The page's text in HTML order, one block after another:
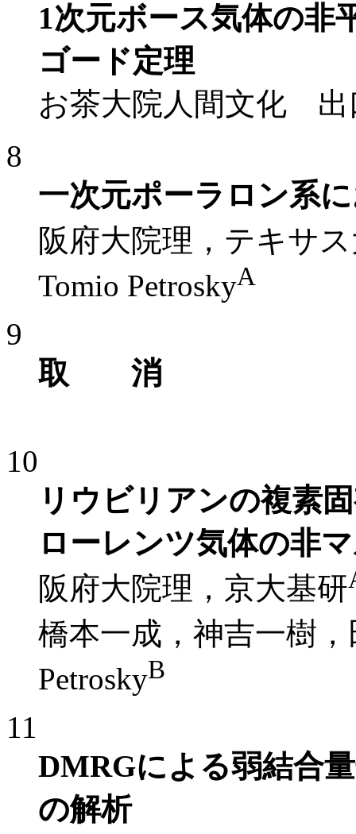
1次元ボース気体の非
ゴード定理
お茶大院人間文化 出
8
一次元ポーラロン系
阪府大院理，テキサ
Tomio PetroskyA
9
取 消
10
リウビリアンの複素
ローレンツ気体の非
阪府大院理，京大基研
橋本一成，神吉一樹
PetroskyB
11
DMRGによる弱結合
の解析